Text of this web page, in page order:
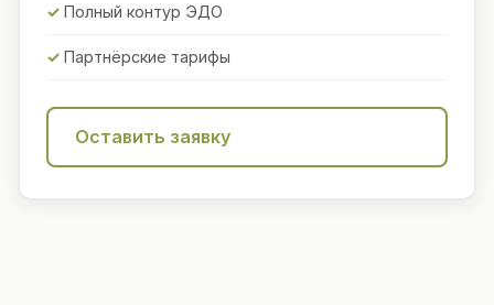
Полный контур ЭДО
Партнёрские тарифы
Оставить заявку